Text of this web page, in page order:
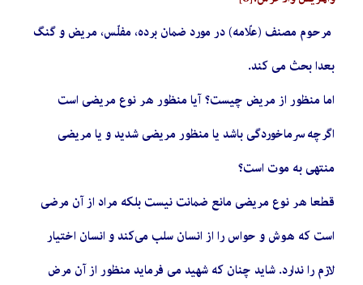
مرحوم مصنف (علّامه) در مورد ضمان برده، مفلّس، مریض و گنگ
بعدا بحث می کند.
اما منظور از مریض چیست؟ آیا منظور هر نوع مریضی است
اگرچه سرماخوردگی باشد یا منظور مریضی شدید و یا مریضی
منتهی به موت است؟
قطعا هر نوع مریضی مانع ضمانت نیست بلکه مراد از آن مرضی
است که هوش و حواس را از انسان سلب می‌کند و انسان اختیار
لازم را ندارد. شاید چنان که شهید می فرماید منظور از آن مرض